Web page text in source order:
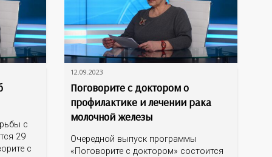
с
29
с
12.09.2023
Поговорите с доктором о
профилактике и лечении рака
молочной железы
Очередной выпуск программы
«Поговорите с доктором» состоится